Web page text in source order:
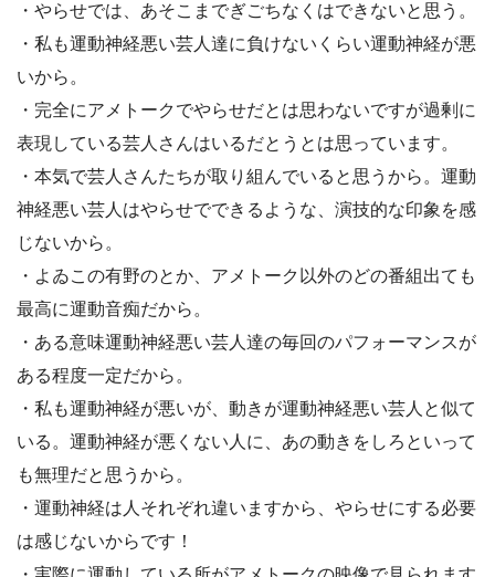
・やらせでは、あそこまでぎごちなくはできないと思う。
・私も運動神経悪い芸人達に負けないくらい運動神経が悪
いから。
・完全にアメトークでやらせだとは思わないですが過剰に
表現している芸人さんはいるだとうとは思っています。
・本気で芸人さんたちが取り組んでいると思うから。運動
神経悪い芸人はやらせでできるような、演技的な印象を感
じないから。
・よゐこの有野のとか、アメトーク以外のどの番組出ても
最高に運動音痴だから。
・ある意味運動神経悪い芸人達の毎回のパフォーマンスが
ある程度一定だから。
・私も運動神経が悪いが、動きが運動神経悪い芸人と似て
いる。運動神経が悪くない人に、あの動きをしろといって
も無理だと思うから。
・運動神経は人それぞれ違いますから、やらせにする必要
は感じないからです！